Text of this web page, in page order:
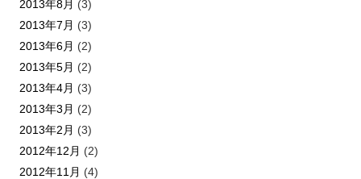
2013年8月 (3)
2013年7月 (3)
2013年6月 (2)
2013年5月 (2)
2013年4月 (3)
2013年3月 (2)
2013年2月 (3)
2012年12月 (2)
2012年11月 (4)